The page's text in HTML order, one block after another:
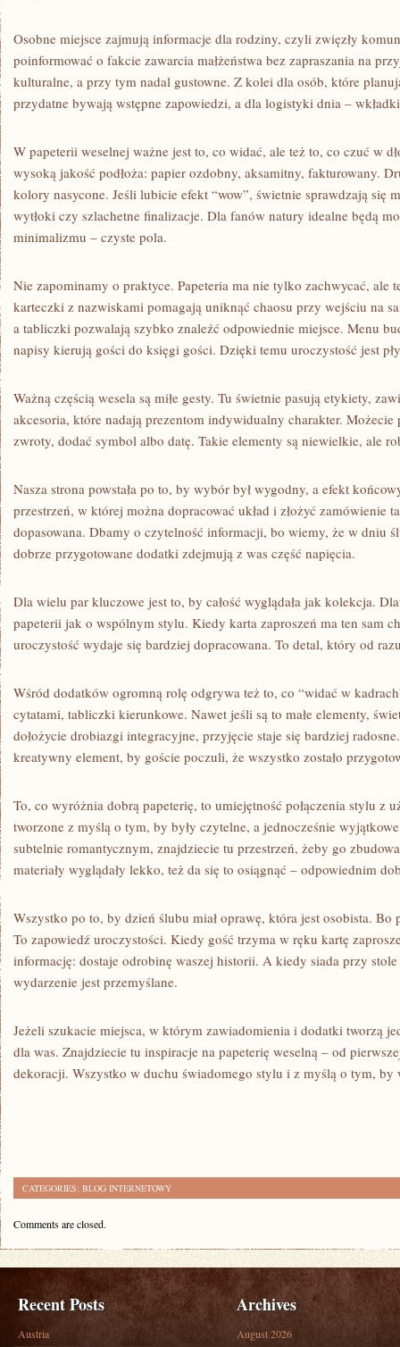
Osobne miejsce zajmują informacje dla rodziny, czyli zwięzły
poinformować o fakcie zawarcia małżeństwa bez zapraszania na
kulturalne, a przy tym nadal gustowne. Z kolei dla osób, które
przydatne bywają wstępne zapowiedzi, a dla logistyki dnia –
W papeterii weselnej ważne jest to, co widać, ale też to, co czuć w
wysoką jakość podłoża: papier ozdobny, aksamitny, fakturowany.
kolory nasycone. Jeśli lubicie efekt “wow”, świetnie sprawdzają się
wytłoki czy szlachetne finalizacje. Dla fanów natury idealne będą
minimalizmu – czyste pola.
Nie zapominamy o praktyce. Papeteria ma nie tylko zachwycać, ale
karteczki z nazwiskami pomagają uniknąć chaosu przy wejściu na
a tabliczki pozwalają szybko znaleźć odpowiednie miejsce. Menu
napisy kierują gości do księgi gości. Dzięki temu uroczystość jest
Ważną częścią wesela są miłe gesty. Tu świetnie pasują etykiety,
akcesoria, które nadają prezentom indywidualny charakter. Możecie
zwroty, dodać symbol albo datę. Takie elementy są niewielkie, ale
Nasza strona powstała po to, by wybór był wygodny, a efekt
przestrzeń, w której można dopracować układ i złożyć zamówienie
dopasowana. Dbamy o czytelność informacji, bo wiemy, że w dniu
dobrze przygotowane dodatki zdejmują z was część napięcia.
Dla wielu par kluczowe jest to, by całość wyglądała jak kolekcja.
papeterii jak o wspólnym stylu. Kiedy karta zaproszeń ma ten sam
uroczystość wydaje się bardziej dopracowana. To detal, który od
Wśród dodatków ogromną rolę odgrywa też to, co “widać w
cytatami, tabliczki kierunkowe. Nawet jeśli są to małe elementy,
dołożycie drobiazgi integracyjne, przyjęcie staje się bardziej
kreatywny element, by goście poczuli, że wszystko zostało
To, co wyróżnia dobrą papeterię, to umiejętność połączenia stylu z
tworzone z myślą o tym, by były czytelne, a jednocześnie
subtelnie romantycznym, znajdziecie tu przestrzeń, żeby go
materiały wyglądały lekko, też da się to osiągnąć – odpowiednim
Wszystko po to, by dzień ślubu miał oprawę, która jest osobista.
To zapowiedź uroczystości. Kiedy gość trzyma w ręku kartę
informację: dostaje odrobinę waszej historii. A kiedy siada przy
wydarzenie jest przemyślane.
Jeżeli szukacie miejsca, w którym zawiadomienia i dodatki tworzą
dla was. Znajdziecie tu inspiracje na papeterię weselną – od
dekoracji. Wszystko w duchu świadomego stylu i z myślą o tym, by
CATEGORIES: BLOG INTERNETOWY
Comments are closed.
Recent Posts
Austria
Archives
August 2026